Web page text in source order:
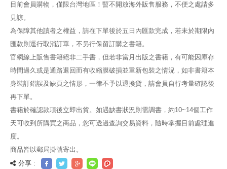
目前會員購物，僅限台灣地區！暫不開放海外販售服務，不便之處請多
見諒。
為保障其他讀者之權益，請在下單後於五日內匯款完成，若未於期限內
匯款則逕行取消訂單，不另行保留訂購之書籍。
官網線上販售書籍絕非二手書，但若非當月出版之書籍，有可能因庫存
時間過久或是通路退回而有收縮膜破損並重新包裝之情況，如非書籍本
身裝訂錯誤及缺頁之情形，一律不予以退換貨，請會員自行考量確認後
再下單。
書籍於確認款項後立即出貨。如遇缺書狀況則需調書，約10~14個工作
天可收到所購買之商品，您可透過查詢交易資料，隨時掌握目前處理進
度。
商品皆以郵局掛號寄出。
分享 :